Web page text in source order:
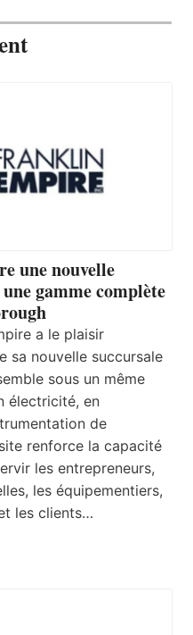
une nouvelle
gamme complète
a le plaisir
sa nouvelle succursale
sous un même
électricité, en
de
renforce la capacité
les entrepreneurs,
les équipementiers,
les clients…